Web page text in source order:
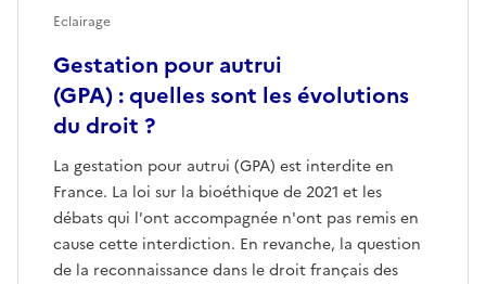
Gestation pour autrui
(GPA) : quelles sont les évolutions
du droit ?
La gestation pour autrui (GPA) est interdite en
France. La loi sur la bioéthique de 2021 et les
débats qui l'ont accompagnée n'ont pas remis en
cause cette interdiction. En revanche, la question
de la reconnaissance dans le droit français des
Eclairage